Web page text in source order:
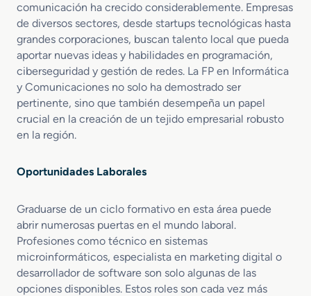
comunicación ha crecido considerablemente. Empresas
de diversos sectores, desde startups tecnológicas hasta
grandes corporaciones, buscan talento local que pueda
aportar nuevas ideas y habilidades en programación,
ciberseguridad y gestión de redes. La FP en Informática
y Comunicaciones no solo ha demostrado ser
pertinente, sino que también desempeña un papel
crucial en la creación de un tejido empresarial robusto
en la región.
Oportunidades Laborales
Graduarse de un ciclo formativo en esta área puede
abrir numerosas puertas en el mundo laboral.
Profesiones como técnico en sistemas
microinformáticos, especialista en marketing digital o
desarrollador de software son solo algunas de las
opciones disponibles. Estos roles son cada vez más